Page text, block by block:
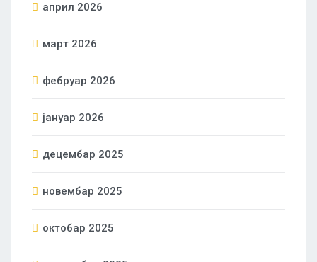
април 2026
март 2026
фебруар 2026
јануар 2026
децембар 2025
новембар 2025
октобар 2025